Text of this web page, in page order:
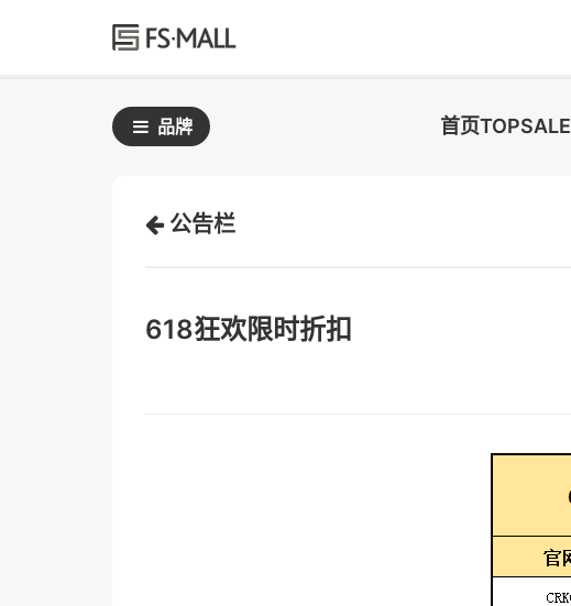
品牌 首页TOPSALE
公告栏
618狂欢限时折扣